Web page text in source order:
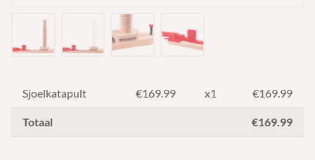
Sjoelkatapult €169.99 x1 €169.99
Totaal €169.99